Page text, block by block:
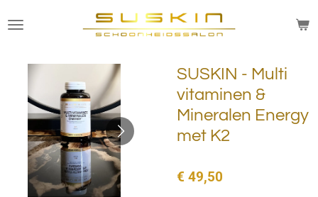
direct
SUSKIN - Multi
vitaminen &
Mineralen Energy
met K2
€ 49,50